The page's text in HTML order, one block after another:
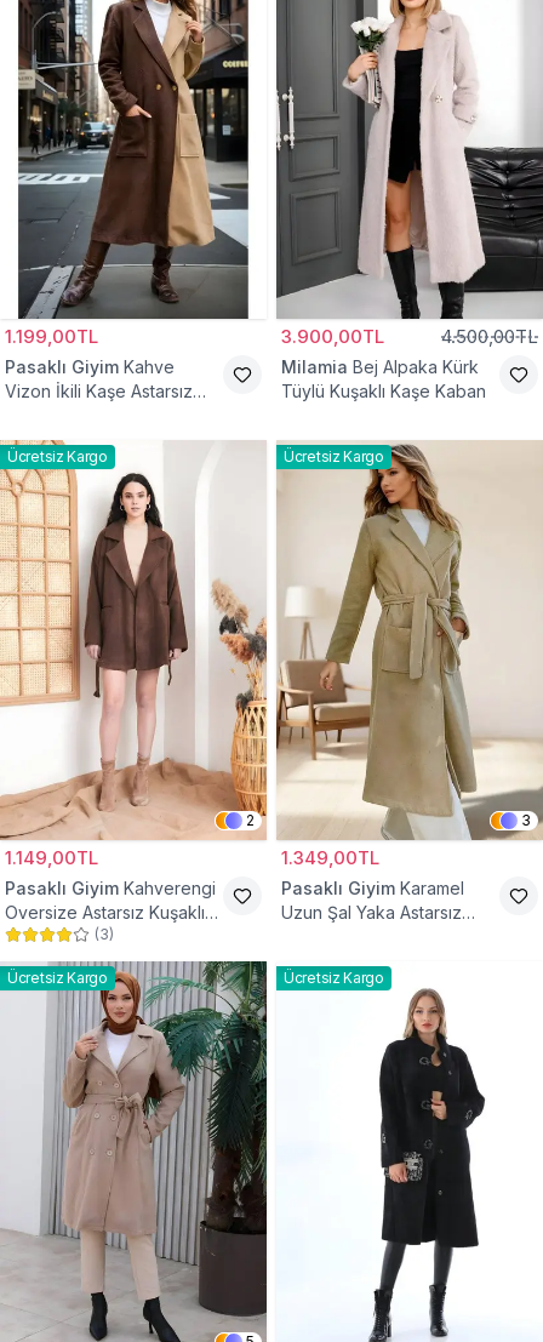
1.199,00TL
Pasaklı Giyim Kahve
Vizon İkili Kaşe Astarsız
3.900,00TL 4.500,00TL
Milamia Bej Alpaka Kürk
Tüylü Kuşaklı Kaşe Kaban
Ücretsiz Kargo
2
1.149,00TL
Pasaklı Giyim Kahverengi
Oversize Astarsız Kuşaklı
Tesettür Kaban
(3)
Ücretsiz Kargo
3
1.349,00TL
Pasaklı Giyim Karamel
Uzun Şal Yaka Astarsız
Ücretsiz Kargo Ücretsiz Kargo